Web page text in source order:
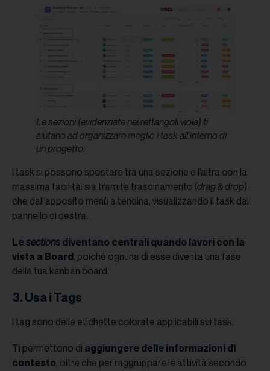
Le sezioni (evidenziate nei rettangoli viola) ti
aiutano ad organizzare meglio i task all’interno di
un progetto.
I task si possono spostare tra una sezione e l’altra con la
massima facilità: sia tramite trascinamento (drag & drop)
che dall’apposito menù a tendina, visualizzando il task dal
pannello di destra.
Lesections diventano centrali quando lavori con la
vista a Board, poiché ognuna di esse diventa una fase
della tua kanban board.
3. Usa i Tags
I tag sono delle etichette colorate applicabili sui task.
Ti permettono di aggiungere delle informazioni di
contesto, oltre che per raggruppare le attività secondo